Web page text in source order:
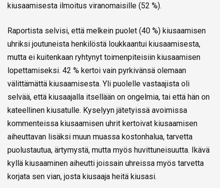
kiusaamisesta ilmoitus viranomaisille (52 %).
Raportista selvisi, että melkein puolet (40 %) kiusaamisen
uhriksi joutuneista henkilöstä loukkaantui kiusaamisesta,
mutta ei kuitenkaan ryhtynyt toimenpiteisiin kiusaamisen
lopettamiseksi. 42 % kertoi vain pyrkivänsä olemaan
välittämättä kiusaamisesta. Yli puolelle vastaajista oli
selvää, että kiusaajalla itsellään on ongelmia, tai että hän on
kateellinen kiusatulle. Kyselyyn jätetyissä avoimissa
kommenteissa kiusaamisen uhrit kertoivat kiusaamisen
aiheuttavan lisäksi muun muassa kostonhalua, tarvetta
puolustautua, ärtymystä, mutta myös huvittuneisuutta. Ikävä
kyllä kiusaaminen aiheutti joissain uhreissa myös tarvetta
korjata sen vian, josta kiusaaja heitä kiusasi.